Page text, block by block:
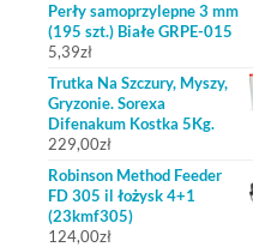
Perły samoprzylepne 3 mm
(195 szt.) Białe GRPE-015
5,39zł
Trutka Na Szczury, Myszy,
Gryzonie. Sorexa
Difenakum Kostka 5Kg.
229,00zł
Robinson Method Feeder
FD 305 il łożysk 4+1
(23kmf305)
124,00zł